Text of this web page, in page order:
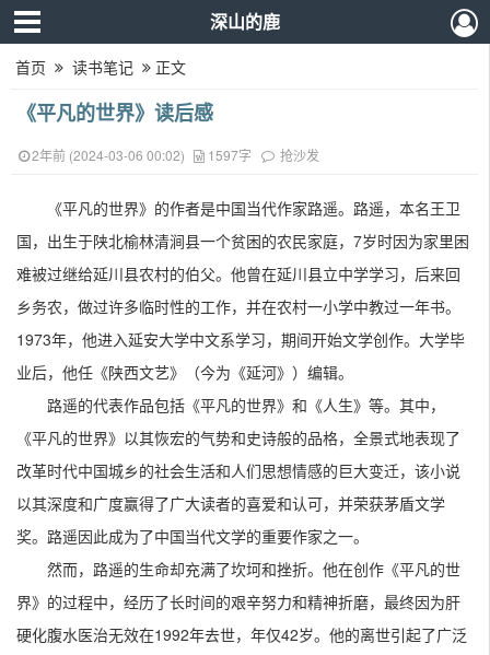
深山的鹿
首页 读书笔记 正文
《平凡的世界》读后感
2年前 (2024-03-06 00:02) 1597字 抢沙发
《平凡的世界》的作者是中国当代作家路遥。路遥，本名王卫
国，出生于陕北榆林清涧县一个贫困的农民家庭，7岁时因为家里困
难被过继给延川县农村的伯父。他曾在延川县立中学学习，后来回
乡务农，做过许多临时性的工作，并在农村一小学中教过一年书。
1973年，他进入延安大学中文系学习，期间开始文学创作。大学毕
业后，他任《陕西文艺》（今为《延河》）编辑。
路遥的代表作品包括《平凡的世界》和《人生》等。其中，
《平凡的世界》以其恢宏的气势和史诗般的品格，全景式地表现了
改革时代中国城乡的社会生活和人们思想情感的巨大变迁，该小说
以其深度和广度赢得了广大读者的喜爱和认可，并荣获茅盾文学
奖。路遥因此成为了中国当代文学的重要作家之一。
然而，路遥的生命却充满了坎坷和挫折。他在创作《平凡的世
界》的过程中，经历了长时间的艰辛努力和精神折磨，最终因为肝
硬化腹水医治无效在1992年去世，年仅42岁。他的离世引起了广泛